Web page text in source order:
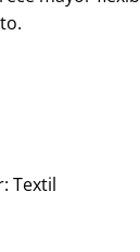
Textil